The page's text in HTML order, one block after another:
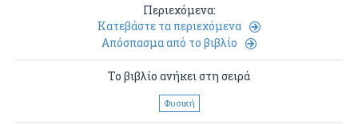
Περιεχόμενα:
Κατεβάστε τα περιεχόμενα
Απόσπασμα από το βιβλίο
Το βιβλίο ανήκει στη σειρά
Φυσική